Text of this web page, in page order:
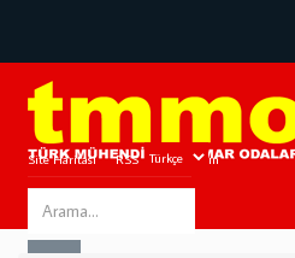
Site Haritası RSS Bize Ulaşın
Search